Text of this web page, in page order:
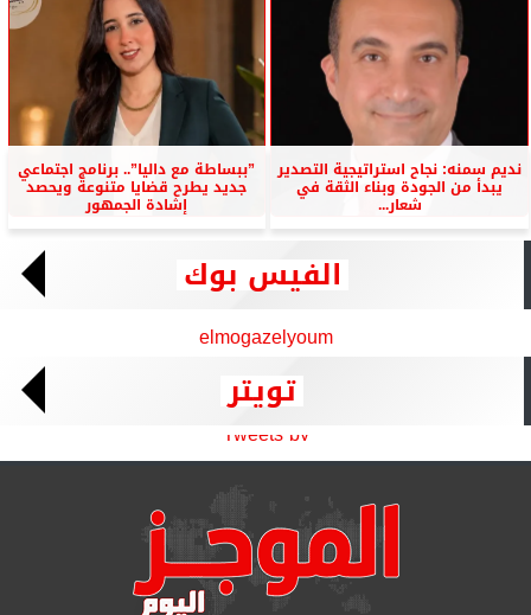
نديم سمنه: نجاح استراتيجية التصدير
يبدأ من الجودة وبناء الثقة في
شعار...
”ببساطة مع داليا”.. برنامج اجتماعي
جديد يطرح قضايا متنوعة ويحصد
إشادة الجمهور
الفيس بوك
elmogazelyoum
تويتر
Tweets by